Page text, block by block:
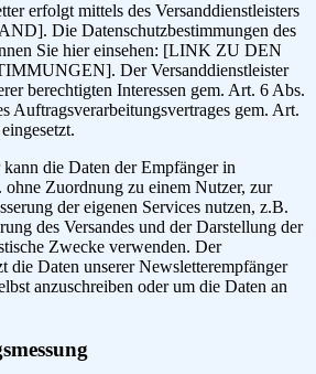
erfolgt mittels des Versanddienstleisters
Die Datenschutzbestimmungen des
Sie hier einsehen: [LINK ZU DEN
Der Versanddienstleister
berechtigten Interessen gem. Art. 6 Abs.
Auftragsverarbeitungsvertrages gem. Art.
die Daten der Empfänger in
ohne Zuordnung zu einem Nutzer, zur
der eigenen Services nutzen, z.B.
des Versandes und der Darstellung der
Zwecke verwenden. Der
die Daten unserer Newsletterempfänger
anzuschreiben oder um die Daten an